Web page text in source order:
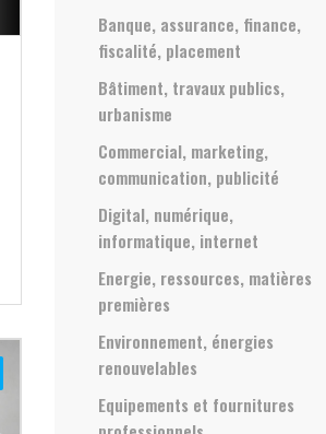
Banque, assurance, finance,
fiscalité, placement
Bâtiment, travaux publics,
urbanisme
Commercial, marketing,
communication, publicité
Digital, numérique,
informatique, internet
Energie, ressources, matières
premières
Environnement, énergies
renouvelables
Equipements et fournitures